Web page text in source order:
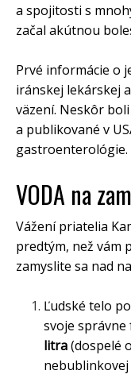
a spojitosti s
začal akútnou
Prvé informácie o
iránskej lekárskej
väzení. Neskôr
a publikované v
gastroenterológie.
VODA na
Vážení priatelia
predtým, než vám
zamyslite sa nad
Ľudské telo
svoje
litra(dospelé
nebublinkovej